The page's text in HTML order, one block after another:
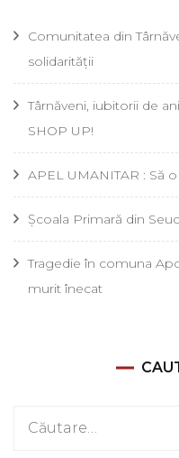
Comunitatea din
solidarității
Târnăveni, iubitorii de
SHOP UP!
APEL UMANITAR : Să
Școala Primară din
Tragedie în comuna
murit înecat
Caută